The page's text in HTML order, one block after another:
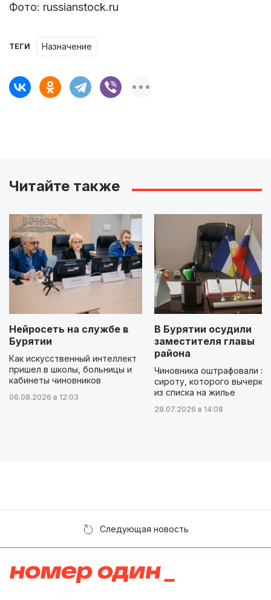
Фото: russianstock.ru
ТЕГИ назначение
Читайте также
Нейросеть на службе в
Бурятии
Как искусственный интеллект
пришел в школы, больницы и
кабинеты чиновников
06.08.2026 в 12:03
В Бурятии осудили
заместителя главы
района
Чиновника оштрафовали за
сироту, которого
из списка на жилье
28.07.2026 в 14:08
Следующая новость